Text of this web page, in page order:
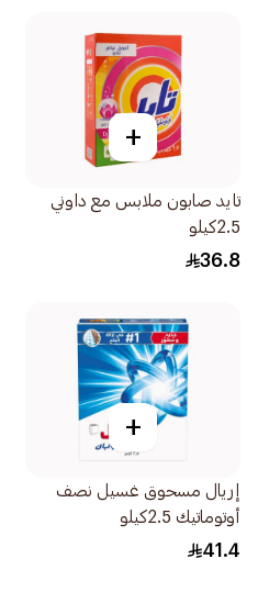
+
تايد صابون ملابس مع داوني
2.5كيلو
36.8
+
إريال مسحوق غسيل نصف
أوتوماتيك 2.5كيلو
41.4